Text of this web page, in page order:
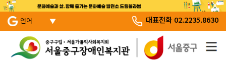
본문 바로 가기
서브 메뉴 바로가기
주 메뉴 바로 가기
언어 대표전화 02.2235.8630